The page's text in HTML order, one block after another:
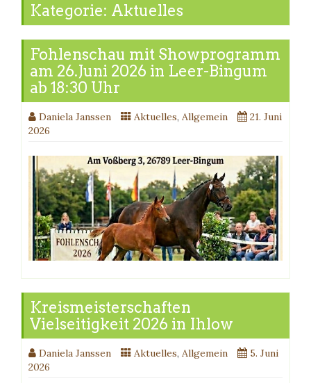
Kategorie: Aktuelles
Fohlenschau mit Showprogramm
am 26.Juni 2026 in Leer-Bingum
ab 18:30 Uhr
Daniela Janssen Aktuelles, Allgemein
21. Juni
2026
Kreismeisterschaften
Vielseitigkeit 2026 in Ihlow
Daniela Janssen Aktuelles, Allgemein
5. Juni
2026